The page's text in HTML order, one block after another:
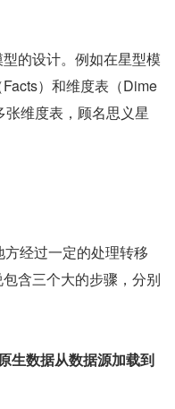
的设计。例如在星型模
）和维度表（Dime
维度表，顾名思义星
经过一定的处理转移
含三个大的步骤，分别
生数据从数据源加载到